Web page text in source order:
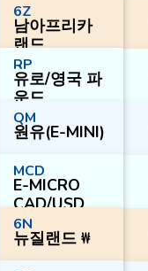
6Z
남아프리카
랜드
RP
유로/영국 파
운드
QM
원유(E-MINI)
MCD
E-MICRO
CAD/USD
6N
뉴질랜드 ₩